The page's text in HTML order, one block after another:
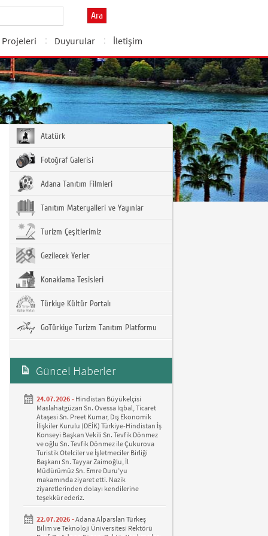
Ara
Projeleri Duyurular İletişim
Atatürk
Fotoğraf Galerisi
Adana Tanıtım Filmleri
Tanıtım Materyalleri ve Yayınlar
Turizm Çeşitlerimiz
Gezilecek Yerler
Konaklama Tesisleri
Türkiye Kültür Portalı
GoTürkiye Turizm Tanıtım Platformu
Güncel Haberler
24.07.2026 - Hindistan Büyükelçisi
Maslahatgüzarı Sn. Ovessa Iqbal, Ticaret
Ataşesi Sn. Preet Kumar, Dış Ekonomik
İlişkiler Kurulu (DEİK) Türkiye-Hindistan İş
Konseyi Başkan Vekili Sn. Tevfik Dönmez
ve oğlu Sn. Tevfik Dönmez ile Çukurova
Turistik Otelciler ve İşletmeciler Birliği
Başkanı Sn. Tayyar Zaimoğlu, İl
Müdürümüz Sn. Emre Duru’yu
makamında ziyaret etti. Nazik
ziyaretlerinden dolayı kendilerine
teşekkür ederiz.
22.07.2026 -Adana Alparslan Türkeş
Bilim ve Teknoloji Üniversitesi Rektörü